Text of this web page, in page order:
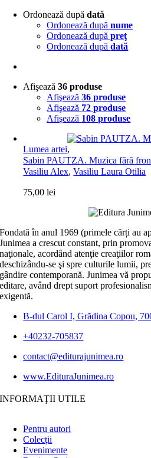
Ordonează dupădată
Ordonează dupănume
Ordonează dupăpreţ
Ordonează dupădată
Afişează36 produse
Afişează36 produse
Afişează 72 produse
Afişează 108 produse
Lumea artei,
Sabin PAUTZA. Muzica fără
Vasiliu Alex,Vasiliu Laura Otilia
75,00lei
Fondată în anul 1969 (primele cărți au
Junimea a crescut constant, prin
naţionale, acordând atenţie creaţiilor
deschizându-se şi spre culturile lumii,
gândire contemporană. Junimea vă
editare, având drept suport
exigentă.
B-dul Carol I, Grădina Copou,
+40232-705837
contact@editurajunimea.ro
www.EdituraJunimea.ro
INFORMAŢII UTILE
Pentru autori
Colecţii
Evenimente